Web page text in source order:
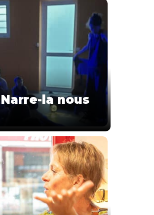
Narre-la nous